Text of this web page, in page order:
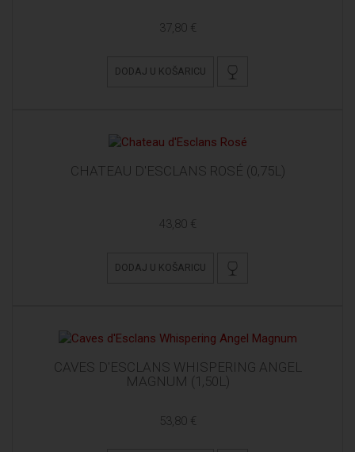
37,80 €
DODAJ U KOŠARICU
CHATEAU D'ESCLANS ROSÉ (0,75L)
43,80 €
DODAJ U KOŠARICU
CAVES D'ESCLANS WHISPERING ANGEL
MAGNUM (1,50L)
53,80 €